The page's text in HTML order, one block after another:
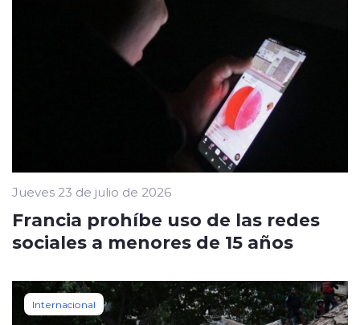
Jueves 23 de julio de 2026
Francia prohíbe uso de las redes
sociales a menores de 15 años
Internacional